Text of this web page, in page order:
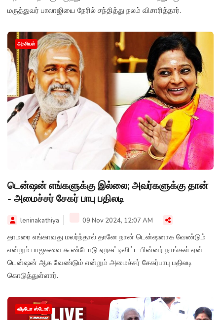
மருத்துவர் பாலாஜியை நேரில் சந்தித்து நலம் விசாரித்தார்.
அரசியல்
டென்ஷன் எங்களுக்கு இல்லை; அவர்களுக்கு தான்
- அமைச்சர் சேகர் பாபு பதிலடி
leninakathiya 09 Nov 2024, 12:07 AM
தாமரை எங்காவது மலர்ந்தால் தானே நான் டென்ஷனாக வேண்டும்
என்றும் பாஜகவை கூண்டோடு ஏறகட்டிவிட்ட பின்னர் நாங்கள் ஏன்
டென்ஷன் ஆக வேண்டும் என்றும் அமைச்சர் சேகர்பாபு பதிலடி
கொடுத்துள்ளார்.
வீடியோ ஸ்டோரி